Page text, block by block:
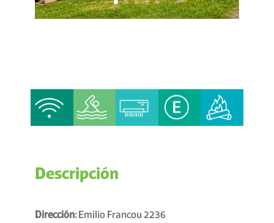
Descripción
Dirección:Emilio Francou 2236